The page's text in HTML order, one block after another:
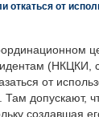
от
(НКЦКИ,
от
Там допускают,
создавшая